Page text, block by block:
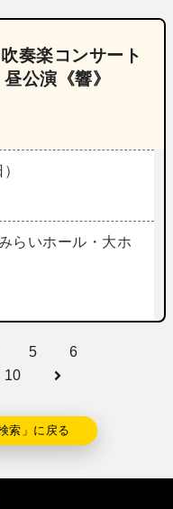
奏楽コンサート
公演《響》
らいホール・大ホ
5
6
10
索」に戻る